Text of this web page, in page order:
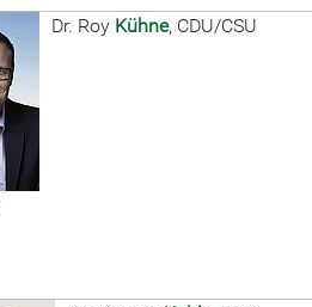
Dr. Roy Kühne, CDU/CSU